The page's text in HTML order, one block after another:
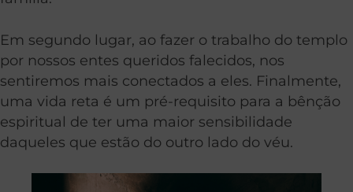
Em segundo lugar, ao fazer o trabalho do templo
por nossos entes queridos falecidos, nos
sentiremos mais conectados a eles. Finalmente,
uma vida reta é um pré-requisito para a bênção
espiritual de ter uma maior sensibilidade
daqueles que estão do outro lado do véu.